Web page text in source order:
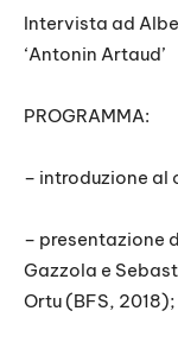
Intervista ad
‘Antonin Artaud’
PROGRAMMA:
– introduzione al
– presentazione
Gazzola e
Ortu (BFS, 2018);